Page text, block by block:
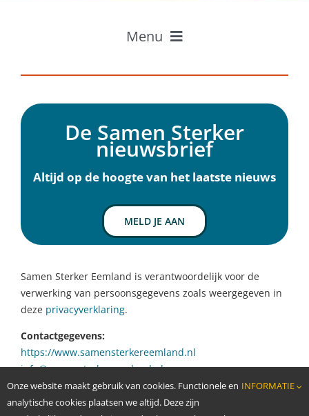
Menu
Inwoners
Ervaringen
Over Samen Sterker
Nieuws
De Samen Sterker
nieuwsbrief
Altijd op de hoogte van het laatste nieuws
MELD JE AAN
Samen Sterker Eemland is verantwoordelijk voor de
verwerking van persoonsgegevens zoals weergegeven in
deze privacyverklaring.
Contactgegevens:
https://www.samensterkereemland.nl
info@samensterkereemland.nl
Onze website maakt gebruik van cookies. Functionele en
analytische cookies plaatsen we altijd. Deze zijn
INFORMATIE